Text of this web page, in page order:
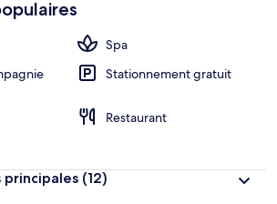
Spa
Stationnement gratuit
Restaurant
principales (12)